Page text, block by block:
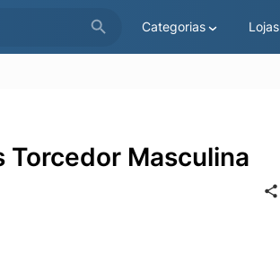
Categorias Lojas
Torcedor Masculina